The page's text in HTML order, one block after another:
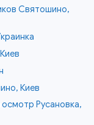
Святошино,
Киев
Русановка,